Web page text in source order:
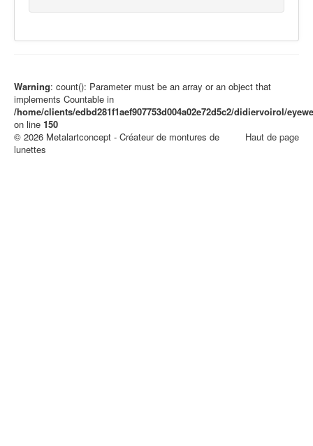
Warning: count(): Parameter must be an array or an object that
implements Countable in
/home/clients/edbd281f1aef907753d004a02e72d5c2/didiervoirol/
on line 150
Haut de page
© 2026 Metalartconcept - Créateur de montures de
lunettes